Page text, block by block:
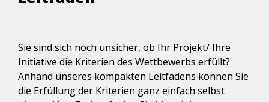
Sie sind sich noch unsicher, ob Ihr Projekt/ Ihre
Initiative die Kriterien des Wettbewerbs erfüllt?
Anhand unseres kompakten Leitfadens können Sie
die Erfüllung der Kriterien ganz einfach selbst